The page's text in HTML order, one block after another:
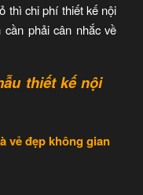
thì chi phí thiết kế nội
phải cân nhắc về
thiết kế nội
vẻ đẹp không gian